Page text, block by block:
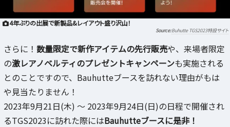
4年ぶりの出展で新製品&レイアウト盛り沢山！
Buhutte TGS2023特設サイト
さらに！ 数量限定で新作アイテムの先行販売や、来場者限定
の激レアノベルティのプレゼントキャンペーンも実施される
とのことですので、Bauhutteブースを訪れない理由がもは
や見当たりません！
2023年9月21日(木) ～ 2023年9月24日(日)の日程で開催され
るTGS2023に訪れた際にはBauhutteブースに是非！